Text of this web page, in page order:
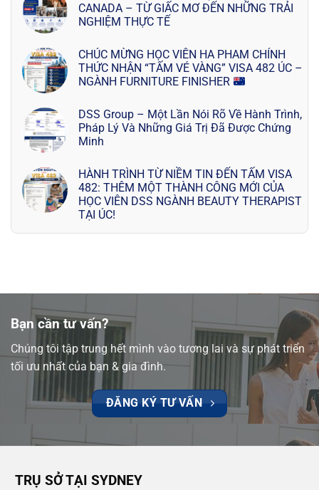
CANADA – TỪ GIẤC MƠ ĐẾN NHỮNG TRẢI
NGHIỆM THỰC TẾ
CHÚC MỪNG HỌC VIÊN HA PHAM CHÍNH
THỨC NHẬN “TẤM VÉ VÀNG” VISA 482 ÚC –
NGÀNH FURNITURE FINISHER
DSS Group – Một Lần Nói Rõ Về Hành Trình,
Pháp Lý Và Những Giá Trị Đã Được Chứng
Minh
HÀNH TRÌNH TỪ NIỀM TIN ĐẾN TẤM VISA
482: THÊM MỘT THÀNH CÔNG MỚI CỦA
HỌC VIÊN DSS NGÀNH BEAUTY THERAPIST
TẠI ÚC!
Bạn cần tư vấn?
Chúng tôi tập trung hết mình vào tương lai và sự phát triển
tối ưu nhất của bạn & gia đình.
ĐĂNG KÝ TƯ VẤN
TRỤ SỞ TẠI SYDNEY